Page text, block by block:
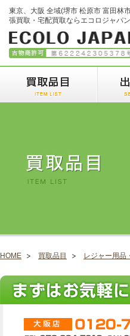
東京、大阪 全域(堺市 松原市 富田林
張買取・宅配買取ならエコロジャパン
HOME 買取品目 レジャー用品